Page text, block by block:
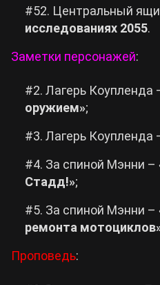
#52. Центральный
исследованиях 2055.
Заметки персонажей:
#2. Лагерь Коупленда
оружием»;
#3. Лагерь Коупленда
#4. За спиной Мэнни –
Стадд!»;
#5. За спиной Мэнни –
ремонта
Проповедь: